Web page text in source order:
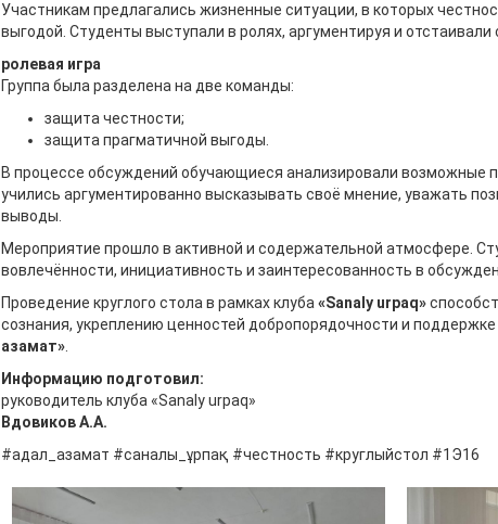
Участникам предлагались жизненные ситуации, в которых
выгодой. Студенты выступали в ролях, аргументируя и отстаивали
ролевая игра
Группа была разделена на две команды:
защита честности;
защита прагматичной выгоды.
В процессе обсуждений обучающиеся анализировали возможные
учились аргументированно высказывать своё мнение, уважать
выводы.
Мероприятие прошло в активной и содержательной атмосфере.
вовлечённости, инициативность и заинтересованность в
Проведение круглого стола в рамках клуба «Sanaly urpaq»
сознания, укреплению ценностей добропорядочности и
азамат».
Информацию подготовил:
руководитель клуба «Sanaly urpaq»
Вдовиков А.А.
#адал_азамат #саналы_ұрпақ #честность #круглыйстол #1Э16